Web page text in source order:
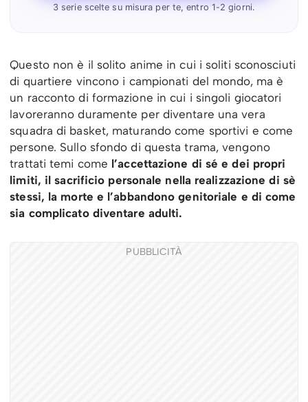
3 serie scelte su misura per te, entro 1-2 giorni.
Questo non è il solito anime in cui i soliti sconosciuti
di quartiere vincono i campionati del mondo, ma è
un racconto di formazione in cui i singoli giocatori
lavoreranno duramente per diventare una vera
squadra di basket, maturando come sportivi e come
persone. Sullo sfondo di questa trama, vengono
trattati temi come l’accettazione di sé e dei propri
limiti, il sacrificio personale nella realizzazione di sè
stessi, la morte e l’abbandono genitoriale e di come
sia complicato diventare adulti.
PUBBLICITÀ